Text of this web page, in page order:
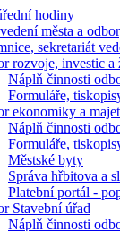
hodiny
města a
sekretariát
rozvoje, investic a
Náplň činnosti
Formuláře,
ekonomiky a
Náplň činnosti
Formuláře,
Městské byty
Správa hřbitova a
Platební portál -
Stavební úřad
Náplň činnosti